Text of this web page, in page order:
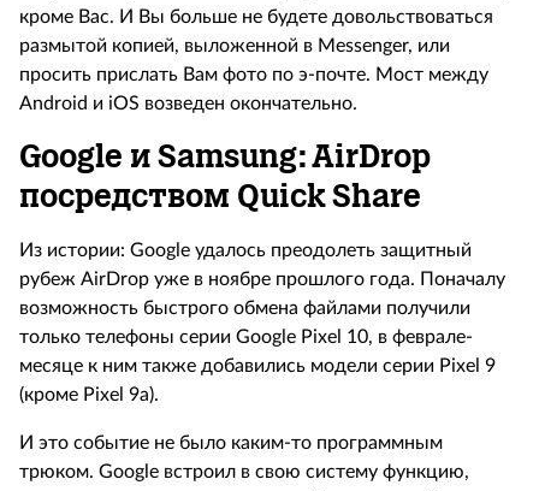
кроме Вас. И Вы больше не будете довольствоваться
размытой копией, выложенной в Messenger, или
просить прислать Вам фото по э-почте. Мост между
Android и iOS возведен окончательно.
Google иSamsung:AirDrop
посредством QuickShare
Из истории: Google удалось преодолеть защитный
рубеж AirDrop уже в ноябре прошлого года. Поначалу
возможность быстрого обмена файлами получили
только телефоны серии Google Pixel 10, в феврале-
месяце к ним также добавились модели серии Pixel 9
(кроме Pixel 9a).
И это событие не было каким-то программным
трюком. Google встроил в свою систему функцию,